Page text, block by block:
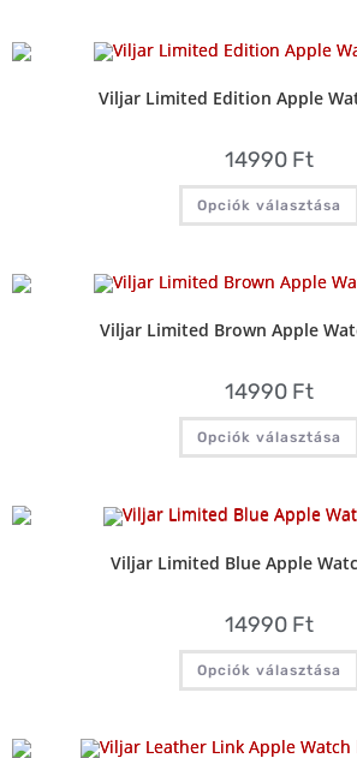
Viljar Limited Edition Apple
14990 Ft
Opciók választása
Viljar Limited Brown Apple
14990 Ft
Opciók választása
Viljar Limited Blue Apple
14990 Ft
Opciók választása